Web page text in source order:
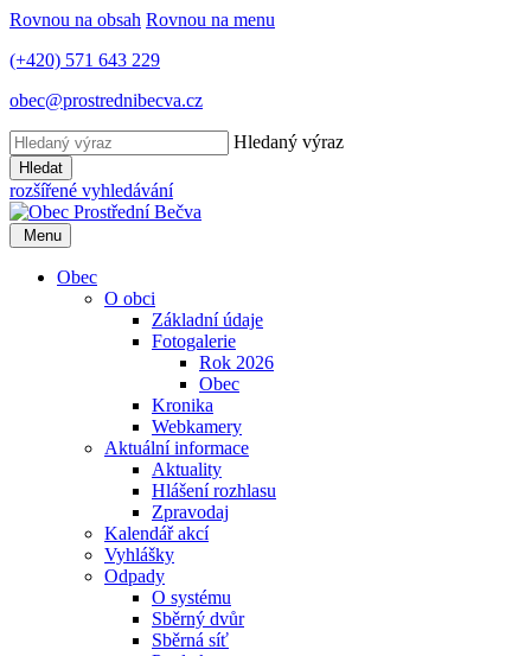
Rovnou na obsah Rovnou na menu
(+420) 571 643 229
obec@prostrednibecva.cz
Hledaný výraz
Hledat
rozšířené vyhledávání
Menu
Obec
O obci
Základní údaje
Fotogalerie
Rok 2026
Obec
Kronika
Webkamery
Aktuální informace
Aktuality
Hlášení rozhlasu
Zpravodaj
Kalendář akcí
Vyhlášky
Odpady
O systému
Sběrný dvůr
Sběrná síť